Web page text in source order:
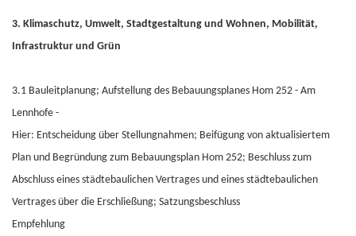
3. Klimaschutz, Umwelt, Stadtgestaltung und Wohnen, Mobilität,
Infrastruktur und Grün
3.1 Bauleitplanung; Aufstellung des Bebauungsplanes Hom 252 - Am
Lennhofe -
Hier: Entscheidung über Stellungnahmen; Beifügung von aktualisiertem
Plan und Begründung zum Bebauungsplan Hom 252; Beschluss zum
Abschluss eines städtebaulichen Vertrages und eines städtebaulichen
Vertrages über die Erschließung; Satzungsbeschluss
Empfehlung